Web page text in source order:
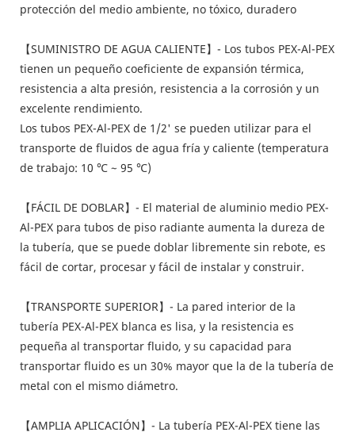
protección del medio ambiente, no tóxico, duradero
【SUMINISTRO DE AGUA CALIENTE】- Los tubos PEX-Al-PEX
tienen un pequeño coeficiente de expansión térmica,
resistencia a alta presión, resistencia a la corrosión y un
excelente rendimiento.
Los tubos PEX-Al-PEX de 1/2' se pueden utilizar para el
transporte de fluidos de agua fría y caliente (temperatura
de trabajo: 10 ℃ ~ 95 ℃)
【FÁCIL DE DOBLAR】- El material de aluminio medio PEX-
Al-PEX para tubos de piso radiante aumenta la dureza de
la tubería, que se puede doblar libremente sin rebote, es
fácil de cortar, procesar y fácil de instalar y construir.
【TRANSPORTE SUPERIOR】- La pared interior de la
tubería PEX-Al-PEX blanca es lisa, y la resistencia es
pequeña al transportar fluido, y su capacidad para
transportar fluido es un 30% mayor que la de la tubería de
metal con el mismo diámetro.
【AMPLIA APLICACIÓN】- La tubería PEX-Al-PEX tiene las